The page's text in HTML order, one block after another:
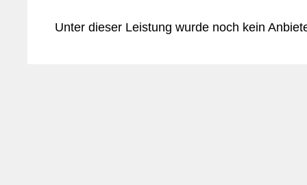
Flächen und Geometrien anpasst.
Unter dieser Leistung wurde noch kein